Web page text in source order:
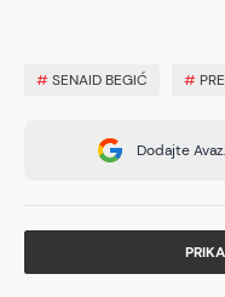
#SENAID BEGIĆ #
Dodajte